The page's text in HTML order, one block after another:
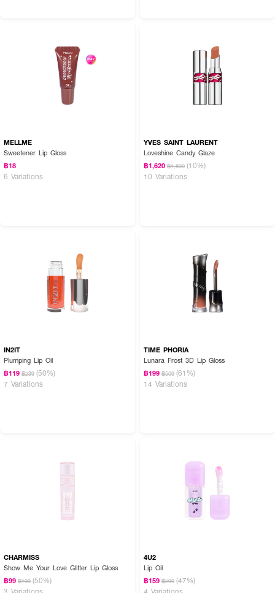
MELLME
Sweetener Lip Gloss
฿18
6 Variations
YVES SAINT LAURENT
Loveshine Candy Glaze
฿1,620 ฿1,800 (10%)
10 Variations
IN2IT
Plumping Lip Oil
฿119 ฿239 (50%)
7 Variations
TIME PHORIA
Lunara Frost 3D Lip Gloss
฿199 ฿509 (61%)
14 Variations
CHARMISS
Show Me Your Love Glitter Lip Gloss
฿99 ฿199 (50%)
3 Variations
4U2
Lip Oil
฿159 ฿299 (47%)
4 Variations